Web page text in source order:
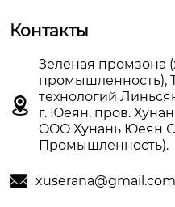
Контакты

Зеленая промзона
промышленность),
технологий
г. Юеян, пров.
OOO Хунань Юеян
Промышленность).
 xuserana@gmail.com